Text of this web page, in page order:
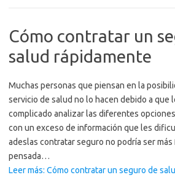
Cómo contratar un
salud rápidamente
Muchas personas que piensan en la
servicio de salud no lo hacen debido a que
complicado analizar las diferentes
con un exceso de información que les
adeslas contratar seguro no podría ser más
pensada…
Leer más: Cómo contratar un seguro de